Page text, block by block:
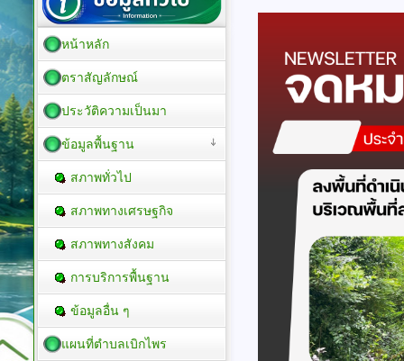
หน้าหลัก
ตราสัญลักษณ์
ประวัติความเป็นมา
ข้อมูลพื้นฐาน
สภาพทั่วไป
สภาพทางเศรษฐกิจ
สภาพทางสังคม
การบริการพื้นฐาน
ข้อมูลอื่น ๆ
แผนที่ตำบลเบิกไพร